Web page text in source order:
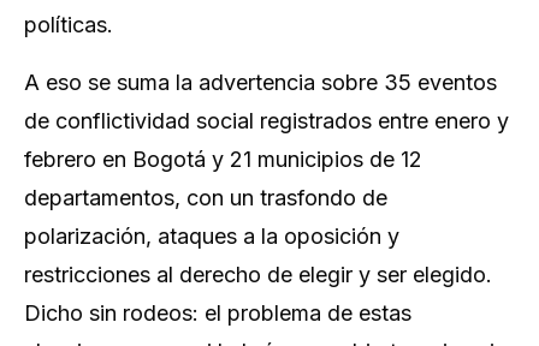
políticas.
A eso se suma la advertencia sobre 35 eventos
de conflictividad social registrados entre enero y
febrero en Bogotá y 21 municipios de 12
departamentos, con un trasfondo de
polarización, ataques a la oposición y
restricciones al derecho de elegir y ser elegido.
Dicho sin rodeos: el problema de estas